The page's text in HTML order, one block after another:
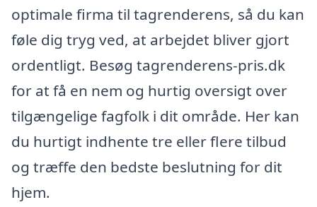
optimale firma til tagrenderens, så du kan
føle dig tryg ved, at arbejdet bliver gjort
ordentligt. Besøg tagrenderens-pris.dk
for at få en nem og hurtig oversigt over
tilgængelige fagfolk i dit område. Her kan
du hurtigt indhente tre eller flere tilbud
og træffe den bedste beslutning for dit
hjem.